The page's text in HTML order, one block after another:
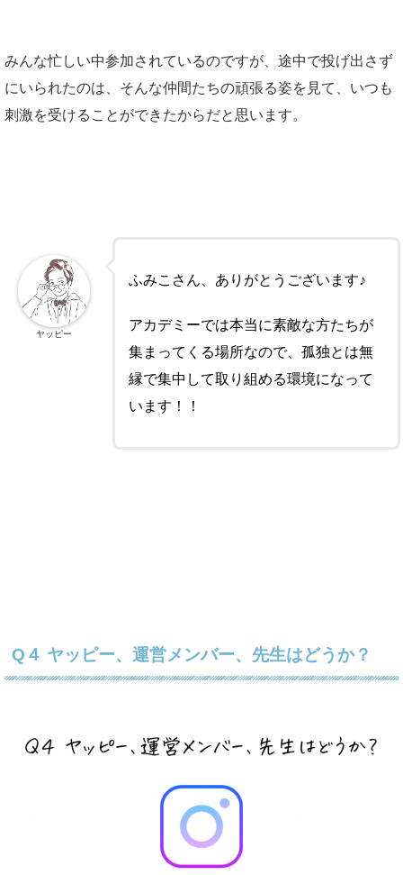
みんな忙しい中参加されているのですが、途中で投げ出さず
にいられたのは、そんな仲間たちの頑張る姿を見て、いつも
刺激を受けることができたからだと思います。
ふみこさん、ありがとうございます♪
アカデミーでは本当に素敵な方たちが
集まってくる場所なので、孤独とは無
縁で集中して取り組める環境になって
います！！
ヤッピー
Q４ ヤッピー、運営メンバー、先生はどうか？